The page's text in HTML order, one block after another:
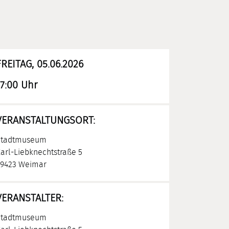
05.06.2026
Uhr
Liebknechtstraße 5
Weimar